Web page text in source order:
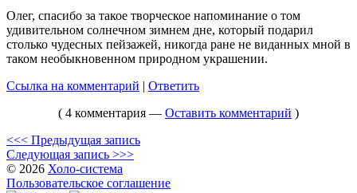
Олег, спасибо за такое творческое напоминание о том
удивительном солнечном зимнем дне, который подарил
столько чудесных пейзажей, никогда ране не виданных мной в
таком необыкновенном природном украшении.
Ссылка на комментарий | Ответить
( 4 комментария — Оставить комментарий )
<<< Предыдущая запись
Следующая запись >>>
© 2026 Холо-система
Пользовательское соглашение